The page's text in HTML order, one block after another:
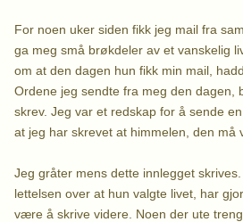
For noen uker siden fikk jeg mail fra
ga meg små brøkdeler av et vanskelig
om at den dagen hun fikk min mail,
Ordene jeg sendte fra meg den dagen,
skrev. Jeg var et redskap for å sende
at jeg har skrevet at himmelen, den må
Jeg gråter mens dette innlegget
lettelsen over at hun valgte livet, har
være å skrive videre. Noen der ute